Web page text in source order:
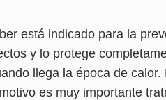
está indicado para la
y lo protege
llega la época de
es muy importante